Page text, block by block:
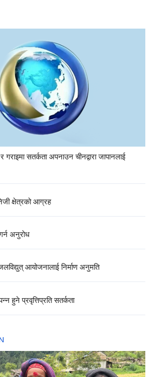
गराइमा सतर्कता अपनाउन चीनद्वारा जापानलाई
क्षेत्रको आग्रह
अनुरोध
आयोजनालाई निर्माण अनुमति
हुने प्रवृत्तिप्रति सतर्कता